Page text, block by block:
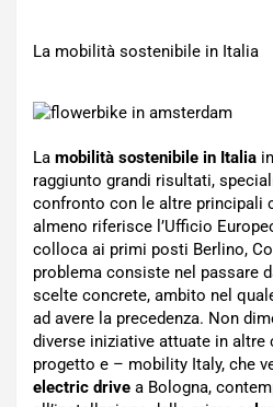
La mobilità sostenibile in Italia
La mobilità sostenibile in Italia
raggiunto grandi risultati,
confronto con le altre principali
almeno riferisce l’Ufficio
colloca ai primi posti Berlino,
problema consiste nel passare
scelte concrete, ambito nel
ad avere la precedenza. Non
diverse iniziative attuate in altre
progetto e – mobility Italy, che
electric drive a Bologna,